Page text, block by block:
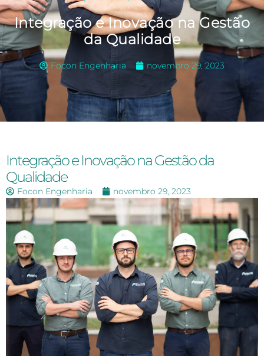
Integração e Inovação na Gestão
da Qualidade
Focon Engenharia novembro 29, 2023
Integração e Inovação na Gestão da
Qualidade
Focon Engenharia novembro 29, 2023